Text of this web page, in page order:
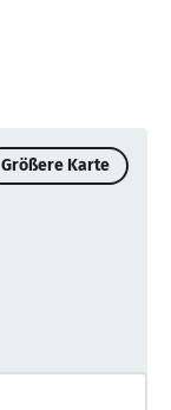
Größere Karte